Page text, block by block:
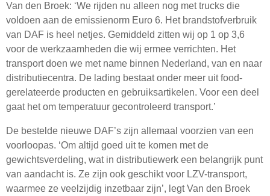
Van den Broek: ‘We rijden nu alleen nog met trucks die
voldoen aan de emissienorm Euro 6. Het brandstofverbruik
van DAF is heel netjes. Gemiddeld zitten wij op 1 op 3,6
voor de werkzaamheden die wij ermee verrichten. Het
transport doen we met name binnen Nederland, van en naar
distributiecentra. De lading bestaat onder meer uit food-
gerelateerde producten en gebruiksartikelen. Voor een deel
gaat het om temperatuur gecontroleerd transport.’
De bestelde nieuwe DAF’s zijn allemaal voorzien van een
voorloopas. ‘Om altijd goed uit te komen met de
gewichtsverdeling, wat in distributiewerk een belangrijk punt
van aandacht is. Ze zijn ook geschikt voor LZV-transport,
waarmee ze veelzijdig inzetbaar zijn’, legt Van den Broek